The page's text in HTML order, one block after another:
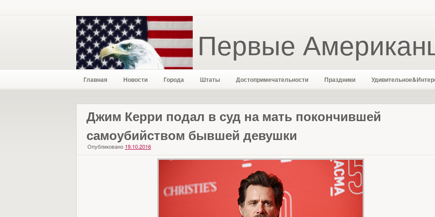
Первые
Главная Новости Города Штаты Достопримечательности Праздники
Джим Керри подал в суд на мать покончившей
самоубийством бывшей девушки
Опубликовано 19.10.2016